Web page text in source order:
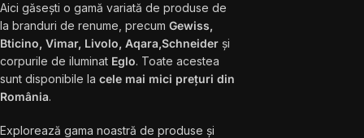
Aici găsești o gamă variată de produse de
la branduri de renume, precum Gewiss,
Bticino, Vimar, Livolo, Aqara,Schneider și
corpurile de iluminat Eglo. Toate acestea
sunt disponibile la cele mai mici prețuri din
România.
Explorează gama noastră de produse și